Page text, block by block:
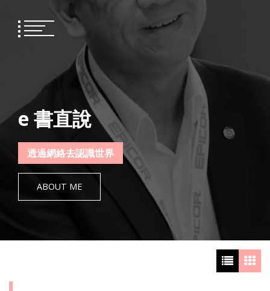
content
e 書直說
透過網絡去認識世界
ABOUT ME